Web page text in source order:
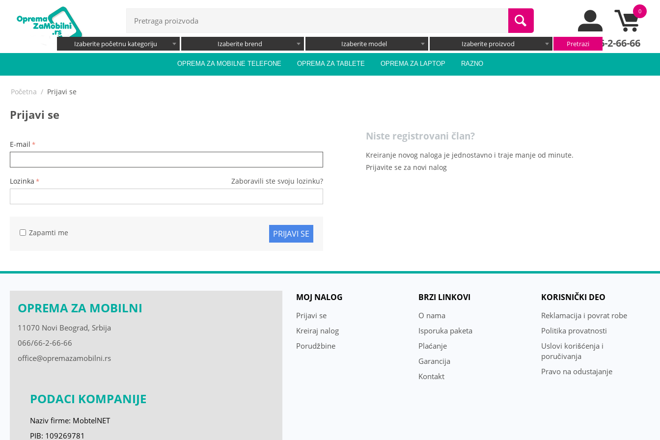
0
066/66-2-66-66
Izaberite početnu kategoriju Izaberite brend Izaberite model Izaberite proizvod
OPREMA ZA MOBILNE TELEFONE OPREMA ZA TABLETE OPREMA ZA LAPTOP RAZNO
Početna / Prijavi se
Prijavi se
E-mail
Lozinka Zaboravili ste svoju lozinku?
PRIJAVI SE
Zapamti me
Niste registrovani član?
Kreiranje novog naloga je jednostavno i traje manje od minute.
Prijavite se za novi nalog
OPREMA ZA MOBILNI
11070 Novi Beograd, Srbija
066/66-2-66-66
office@opremazamobilni.rs
PODACI KOMPANIJE
Naziv firme: MobtelNET
PIB: 109269781
MOJ NALOG
Prijavi se
Kreiraj nalog
Porudžbine
BRZI LINKOVI
O nama
Isporuka paketa
Plaćanje
Garancija
Kontakt
KORISNIČKI DEO
Reklamacija i povrat robe
Politika provatnosti
Uslovi korišćenja i
poručivanja
Pravo na odustajanje